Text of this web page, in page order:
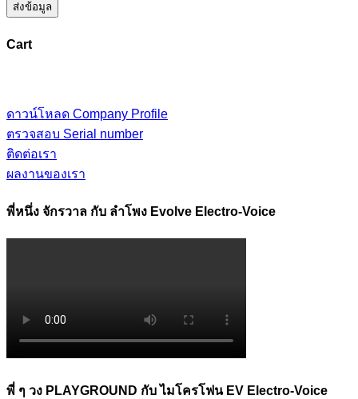
ส่งข้อมูล
Cart
ดาวน์โหลด Company Profile
ตรวจสอบ Serial number
ติดต่อเรา
ผลงานของเรา
พี่หนึ่ง จักรวาล กับ ลำโพง Evolve Electro-Voice
พี่ ๆ วง PLAYGROUND กับ ไมโครโฟน EV Electro-Voice